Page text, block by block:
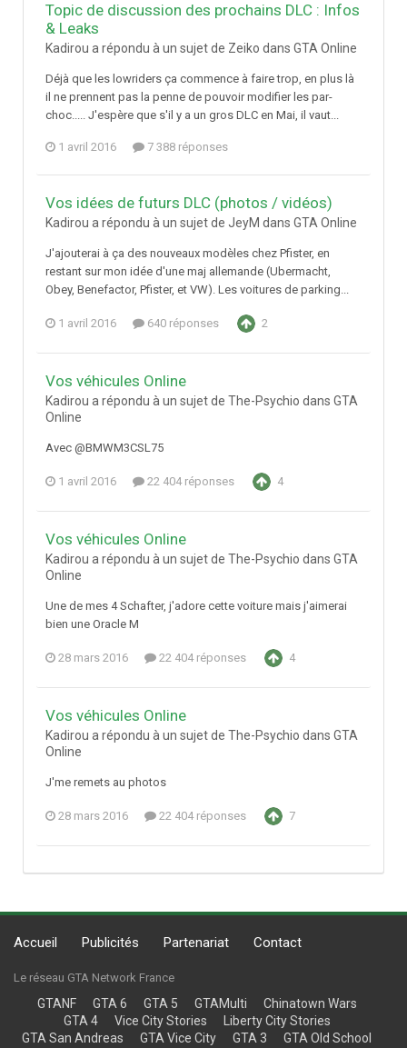
Topic de discussion des prochains DLC : Infos
& Leaks
Kadirou a répondu à un sujet de Zeiko dans GTA Online
Déjà que les lowriders ça commence à faire trop, en plus là
il ne prennent pas la penne de pouvoir modifier les par-
choc..... J'espère que s'il y a un gros DLC en Mai, il vaut...
1 avril 2016 7 388 réponses
Vos idées de futurs DLC (photos / vidéos)
Kadirou a répondu à un sujet de JeyM dans GTA Online
J'ajouterai à ça des nouveaux modèles chez Pfister, en
restant sur mon idée d'une maj allemande (Ubermacht,
Obey, Benefactor, Pfister, et VW). Les voitures de parking...
1 avril 2016 640 réponses 2
Vos véhicules Online
Kadirou a répondu à un sujet de The-Psychio dans GTA
Online
Avec @BMWM3CSL75
1 avril 2016 22 404 réponses 4
Vos véhicules Online
Kadirou a répondu à un sujet de The-Psychio dans GTA
Online
Une de mes 4 Schafter, j'adore cette voiture mais j'aimerai
bien une Oracle M
28 mars 2016 22 404 réponses 4
Vos véhicules Online
Kadirou a répondu à un sujet de The-Psychio dans GTA
Online
J'me remets au photos
28 mars 2016 22 404 réponses 7
Accueil Publicités Partenariat Contact
Le réseau GTA Network France
GTANF GTA 6 GTA 5 GTAMulti
Chinatown Wars
GTA 4
Vice City Stories
Liberty City Stories
GTA San Andreas
GTA Vice City GTA 3 GTA Old School